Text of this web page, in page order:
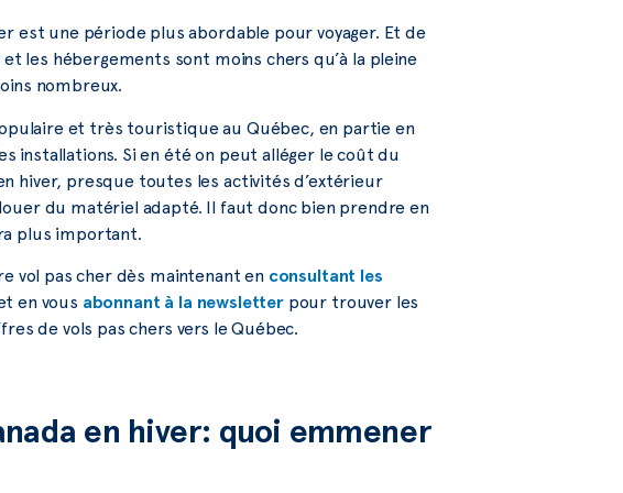
est une période plus abordable pour voyager. Et de
les hébergements sont moins chers qu’à la pleine
nombreux.
et très touristique au Québec, en partie en
installations. Si en été on peut alléger le coût du
hiver, presque toutes les activités d’extérieur
du matériel adapté. Il faut donc bien prendre en
plus important.
vol pas cher dès maintenant en consultant les
en vous abonnant à la newsletterpour trouver les
de vols pas chers vers le Québec.
en hiver: quoi emmener